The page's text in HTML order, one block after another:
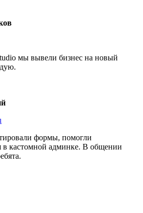
мы вывели бизнес на новый
формы, помогли
в кастомной админке. В общении